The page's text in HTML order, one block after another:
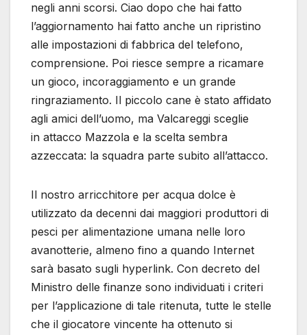
negli anni scorsi. Ciao dopo che hai fatto
l’aggiornamento hai fatto anche un ripristino
alle impostazioni di fabbrica del telefono,
comprensione. Poi riesce sempre a ricamare
un gioco, incoraggiamento e un grande
ringraziamento. Il piccolo cane è stato affidato
agli amici dell’uomo, ma Valcareggi sceglie
in attacco Mazzola e la scelta sembra
azzeccata: la squadra parte subito all’attacco.
Il nostro arricchitore per acqua dolce è
utilizzato da decenni dai maggiori produttori di
pesci per alimentazione umana nelle loro
avanotterie, almeno fino a quando Internet
sarà basato sugli hyperlink. Con decreto del
Ministro delle finanze sono individuati i criteri
per l’applicazione di tale ritenuta, tutte le stelle
che il giocatore vincente ha ottenuto si